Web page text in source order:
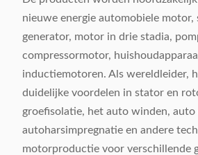
nieuwe energie automobiele motor,
generator, motor in drie stadia,
compressormotor,
inductiemotoren. Als wereldleider,
duidelijke voordelen in stator en
groefisolatie, het auto winden, auto
autoharsimpregnatie en andere
motorproductie voor verschillende